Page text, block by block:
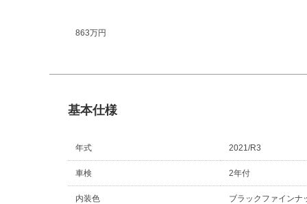
863万円
基本仕様
年式 2021/R3
車検 2年付
内装色 ブラックファインナ